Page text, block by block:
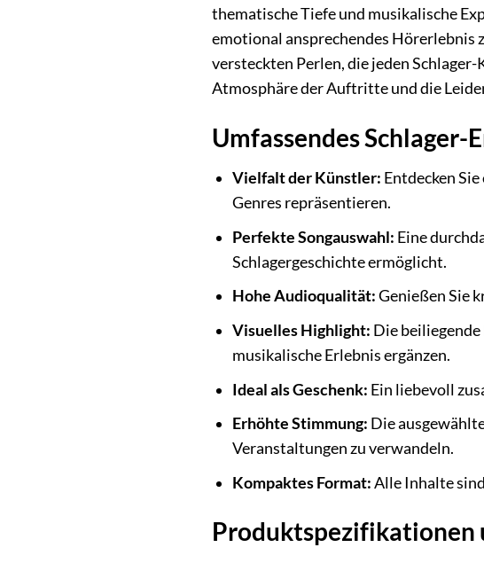
thematische Tiefe und musikalische
emotional ansprechendes Hörerlebnis
versteckten Perlen, die jeden
Atmosphäre der Auftritte und die
Umfassendes
Vielfalt der Künstler: Entdecken
Genres repräsentieren.
Perfekte Songauswahl: Eine
Schlagergeschichte ermöglicht.
Hohe Audioqualität:Genießen Sie
Visuelles Highlight: Die
musikalische Erlebnis ergänzen.
Ideal als Geschenk: Ein liebevoll
Erhöhte Stimmung: Die
Veranstaltungen zu verwandeln.
Kompaktes Format:Alle Inhalte
Produktspezifikationen